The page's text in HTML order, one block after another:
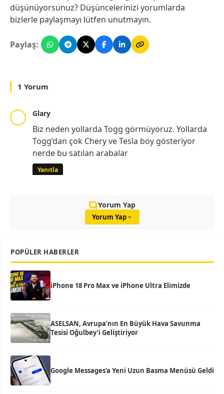
düşünüyorsunuz? Düşüncelerinizi yorumlarda
bizlerle paylaşmayı lütfen unutmayın.
Paylaş:
1 Yorum
Glary
Biz neden yollarda Togg görmüyoruz. Yollarda
Togg’dan çok Chery ve Tesla boy gösteriyor
nerde bu satılan arabalar
Yanıtla
Yorum Yap
Yorum Yap
POPÜLER HABERLER
iPhone 18 Pro Max ve iPhone Ultra Elimizde
ASELSAN, Avrupa’nın En Büyük Hava Savunma
Tesisi Oğulbey’i Geliştiriyor
Google Messages’a Yeni Uzun Basma Menüsü Geldi